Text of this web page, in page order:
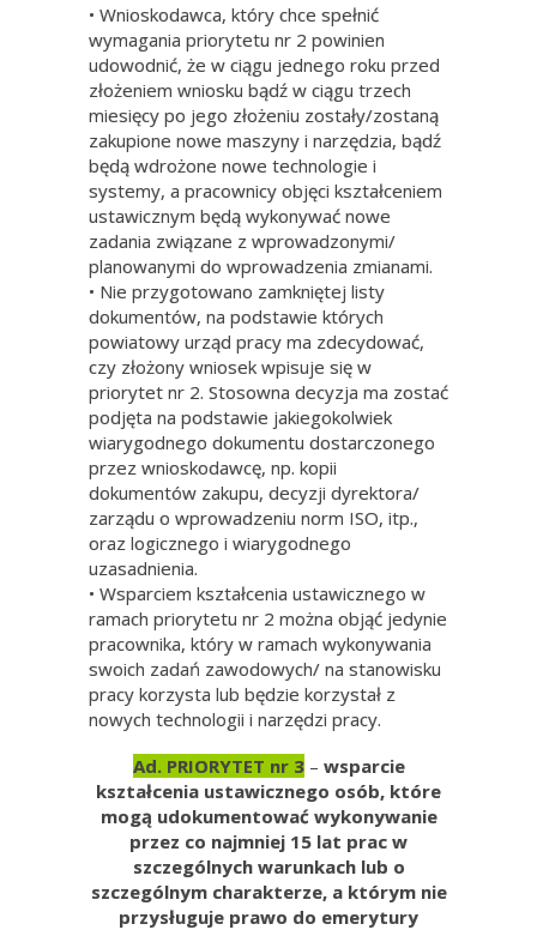
• Wnioskodawca, który chce spełnić
wymagania priorytetu nr 2 powinien
udowodnić, że w ciągu jednego roku przed
złożeniem wniosku bądź w ciągu trzech
miesięcy po jego złożeniu zostały/zostaną
zakupione nowe maszyny i narzędzia, bądź
będą wdrożone nowe technologie i
systemy, a pracownicy objęci kształceniem
ustawicznym będą wykonywać nowe
zadania związane z wprowadzonymi/
planowanymi do wprowadzenia zmianami.
• Nie przygotowano zamkniętej listy
dokumentów, na podstawie których
powiatowy urząd pracy ma zdecydować,
czy złożony wniosek wpisuje się w
priorytet nr 2. Stosowna decyzja ma zostać
podjęta na podstawie jakiegokolwiek
wiarygodnego dokumentu dostarczonego
przez wnioskodawcę, np. kopii
dokumentów zakupu, decyzji dyrektora/
zarządu o wprowadzeniu norm ISO, itp.,
oraz logicznego i wiarygodnego
uzasadnienia.
• Wsparciem kształcenia ustawicznego w
ramach priorytetu nr 2 można objąć jedynie
pracownika, który w ramach wykonywania
swoich zadań zawodowych/ na stanowisku
pracy korzysta lub będzie korzystał z
nowych technologii i narzędzi pracy.
Ad. PRIORYTET nr 3– wsparcie
kształcenia ustawicznego osób, które
mogą udokumentować wykonywanie
przez co najmniej 15 lat prac w
szczególnych warunkach lub o
szczególnym charakterze, a którym nie
przysługuje prawo do emerytury